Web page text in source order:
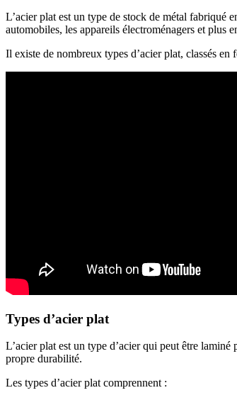
L’acier plat est un type de stock de métal fabriqué
automobiles, les appareils électroménagers et plus
Il existe de nombreux types d’acier plat, classés
Types d’acier plat
L’acier plat est un type d’acier qui peut être
propre durabilité.
Les types d’acier plat comprennent :